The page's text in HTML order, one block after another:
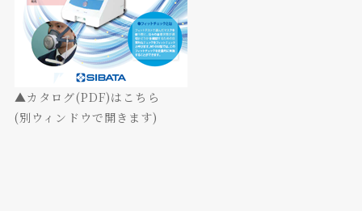
▲カタログ(PDF)はこちら
(別ウィンドウで開きます)